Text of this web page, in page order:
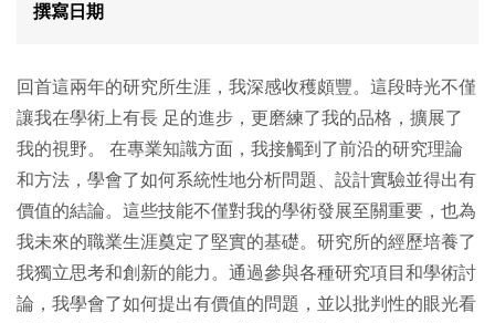
撰寫日期
回首這兩年的研究所生涯，我深感收穫頗豐。這段時光不僅
讓我在學術上有長 足的進步，更磨練了我的品格，擴展了
我的視野。 在專業知識方面，我接觸到了前沿的研究理論
和方法，學會了如何系統性地分析問題、設計實驗並得出有
價值的結論。這些技能不僅對我的學術發展至關重要，也為
我未來的職業生涯奠定了堅實的基礎。研究所的經歷培養了
我獨立思考和創新的能力。通過參與各種研究項目和學術討
論，我學會了如何提出有價值的問題，並以批判性的眼光看